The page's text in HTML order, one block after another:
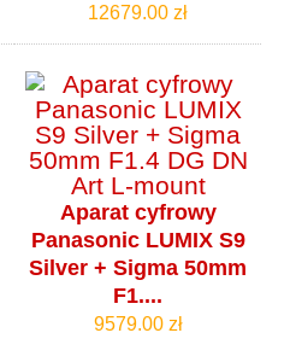
12679.00 zł
Aparat cyfrowy
Panasonic LUMIX S9
Silver + Sigma 50mm
F1....
9579.00 zł